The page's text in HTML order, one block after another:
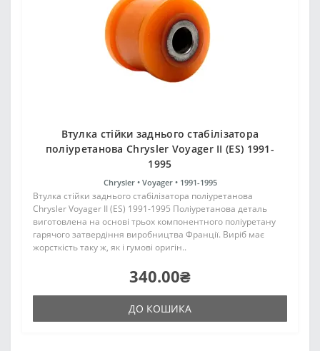
Втулка стійки заднього стабілізатора
поліуретанова Chrysler Voyager II (ES) 1991-
1995
Chrysler • Voyager • 1991-1995
Втулка стійки заднього стабілізатора поліуретанова
Chrysler Voyager II (ES) 1991-1995 Поліуретанова деталь
виготовлена на основі трьох компонентного поліуретану
гарячого затвердіння виробництва Франції. Виріб має
жорсткість таку ж, як і гумові оригін..
340.00₴
ДО КОШИКА